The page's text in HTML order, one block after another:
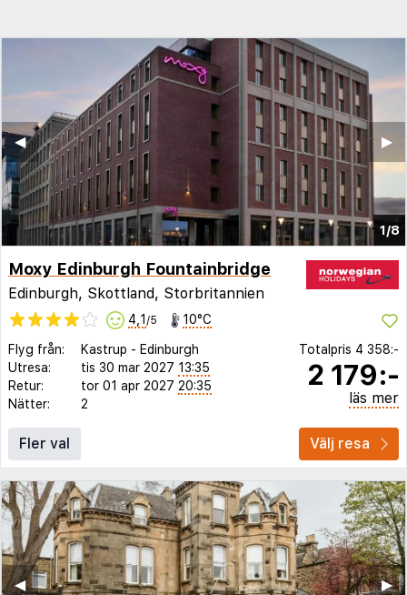
1/8
▶︎
◀︎
Moxy Edinburgh Fountainbridge
Edinburgh, Skottland, Storbritannien
4,1 /5 10°C
Flyg från: Kastrup - Edinburgh
Utresa:
tis 30 mar 2027 13:35
Retur:
tor 01 apr 2027 20:35
Nätter:
2
Totalpris 4 358:-
2 179:-
läs mer
Fler val Välj resa
▶︎
◀︎